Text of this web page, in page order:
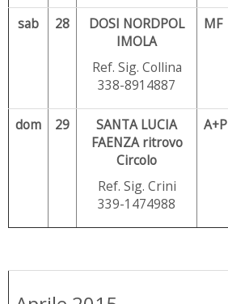
sab 28
DOSI NORDPOL
IMOLA
Ref. Sig. Collina
338-8914887
MF
dom 29
SANTA LUCIA
FAENZA ritrovo
Circolo
Ref. Sig. Crini
339-1474988
A+P